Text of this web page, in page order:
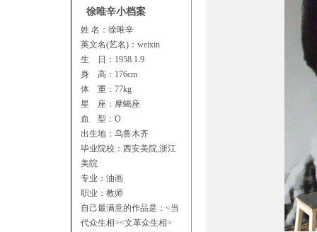
徐唯辛小档案
姓 名：徐唯辛
英文名(艺名)：weixin
生 日：1958.1.9
身 高：176cm
体 重：77kg
星 座：摩蝎座
血 型：O
出生地：乌鲁木齐
毕业院校：西安美院,浙江
美院
专业：油画
职业：教师
自己最满意的作品是：<当
代众生相><文革众生相>